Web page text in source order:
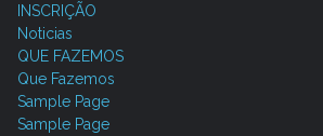
INSCRIÇÃO
Noticias
QUE FAZEMOS
Que Fazemos
Sample Page
Sample Page